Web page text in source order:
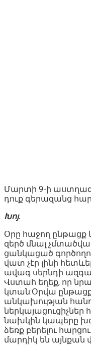
Մարտի 9-ի
դուք գերազանց
Խոյ.
Օրը հաջող ընթացք
զերծ մնալ
ցանկացած
վատ չէր լինի
ավագ սերնդի
Վստահ եղեք, որ
կտան:Օրվա
անկախության
ներկայացուցիչներ
նախկին կապերը
ձեռք բերելու
մարդիկ են այնքան